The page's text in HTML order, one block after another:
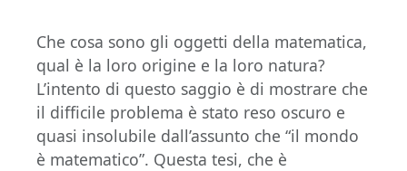
Che cosa sono gli oggetti della matematica,
qual è la loro origine e la loro natura?
L’intento di questo saggio è di mostrare che
il difficile problema è stato reso oscuro e
quasi insolubile dall’assunto che “il mondo
è matematico”. Questa tesi, che è